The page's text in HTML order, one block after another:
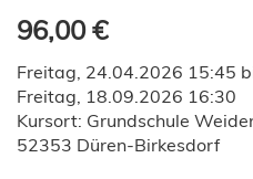
96,00 €
Freitag, 24.04.2026 15:45
Freitag, 18.09.2026 16:30
Kursort: Grundschule
52353 Düren-Birkesdorf